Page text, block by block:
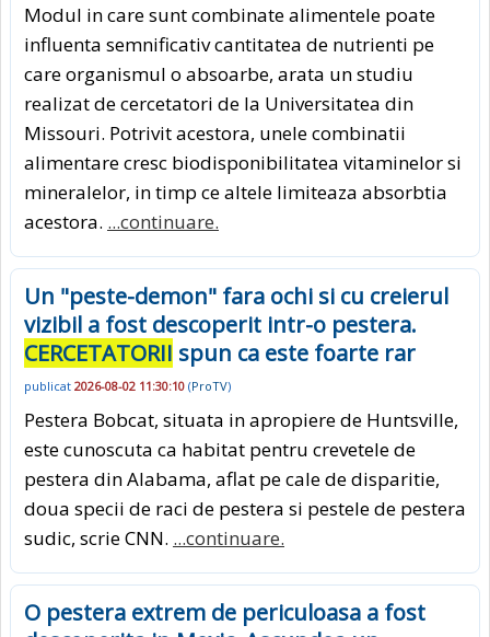
Modul in care sunt combinate alimentele poate
influenta semnificativ cantitatea de nutrienti pe
care organismul o absoarbe, arata un studiu
realizat de cercetatori de la Universitatea din
Missouri. Potrivit acestora, unele combinatii
alimentare cresc biodisponibilitatea vitaminelor si
mineralelor, in timp ce altele limiteaza absorbtia
acestora. ...continuare.
Un "peste-demon" fara ochi si cu creierul
vizibil a fost descoperit intr-o pestera.
CERCETATORII spun ca este foarte rar
publicat 2026-08-02 11:30:10 (ProTV)
Pestera Bobcat, situata in apropiere de Huntsville,
este cunoscuta ca habitat pentru crevetele de
pestera din Alabama, aflat pe cale de disparitie,
doua specii de raci de pestera si pestele de pestera
sudic, scrie CNN. ...continuare.
O pestera extrem de periculoasa a fost